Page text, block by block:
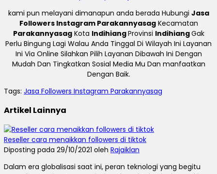
kami pun melayani dimanapun anda berada Hubungi Jasa
Followers Instagram ParakannyasagKecamatan
ParakannyasagKota IndihiangProvinsi IndihiangGak
Perlu Bingung Lagi Walau Anda Tinggal Di Wilayah Ini Layanan
Ini Via Online Silahkan Pilih Layanan Dibawah Ini Dengan
Mudah Dan Tingkatkan Sosial Media Mu Dan manfaatkan
Dengan Baik.
Tags: Jasa Followers Instagram Parakannyasag
Artikel Lainnya
Reseller cara menaikkan followers di tiktok
Diposting pada 29/10/2021 oleh Rajaiklan
Dalam era globalisasi saat ini, peran teknologi yang begitu